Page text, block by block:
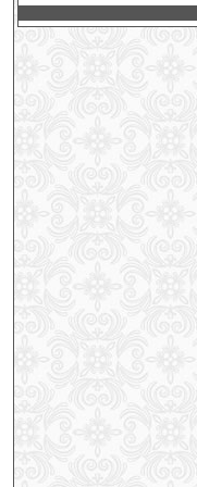
вместе»(2026-07-28)
На зимнем курорте
канатные дороги заменят
подъемники
(
Жаклин Уайлз:
предложение во время
Дэйв Райдинг продолжит
новой функции
2026-07-
На горнолыжном курорт
Болгарии появятся
( 2026-07-27
Марко Одерматт получил
Горные лыжи против
проще освоить, другое
совершенства
2026-07-
Российский альпинист
успешно подал иск к
компании и гиду в Непале
Три гиганта определяют
горнолыжного снаряжения